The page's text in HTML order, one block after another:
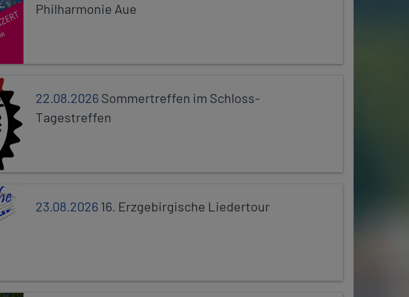
Philharmonie Aue
22.08.2026Sommertreffen im Schloss-
Tagestreffen
23.08.202616. Erzgebirgische Liedertour